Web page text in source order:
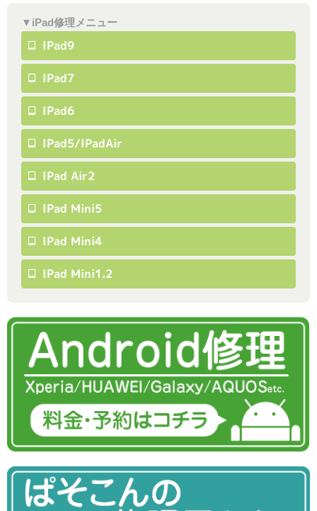
▼iPad修理メニュー
IPad9
IPad7
IPad6
IPad5/iPadAir
IPad Air2
IPad Mini5
IPad Mini4
IPad Mini1.2